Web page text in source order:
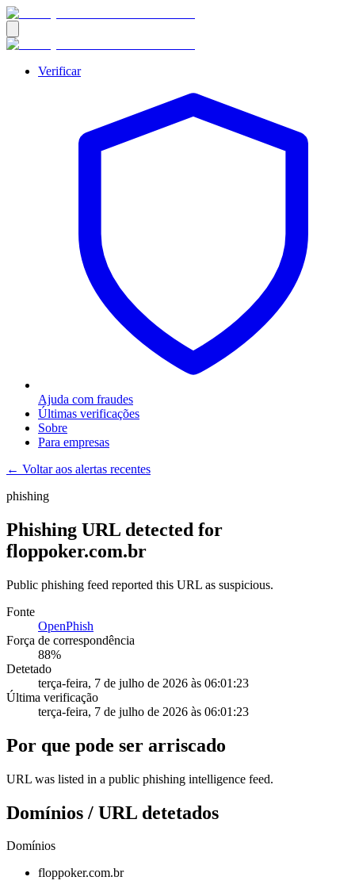
Verificar
Ajuda com fraudes
Últimas verificações
Sobre
Para empresas
← Voltar aos alertas recentes
phishing
Phishing URL detected for
floppoker.com.br
Public phishing feed reported this URL as suspicious.
Fonte
OpenPhish
Força de correspondência
88%
Detetado
terça-feira, 7 de julho de 2026 às 06:01:23
Última verificação
terça-feira, 7 de julho de 2026 às 06:01:23
Por que pode ser arriscado
URL was listed in a public phishing intelligence feed.
Domínios / URL detetados
Domínios
floppoker.com.br